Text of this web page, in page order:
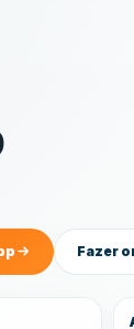
Fazer